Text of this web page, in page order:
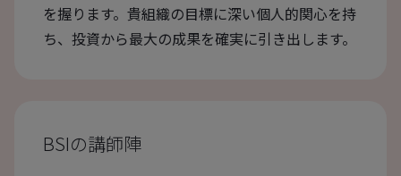
を握ります。貴組織の目標に深い個人的関心を持
ち、投資から最大の成果を確実に引き出します。
BSIの講師陣